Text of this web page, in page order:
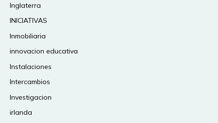
Inglaterra
INICIATIVAS
Inmobiliaria
innovacion educativa
Instalaciones
Intercambios
Investigacion
irlanda